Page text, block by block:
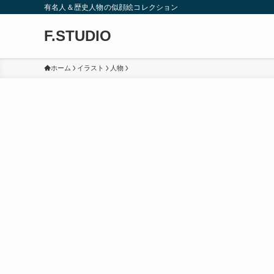
有名人＆歴史人物の似顔絵コレクション
F.STUDIO
ホーム イラスト 人物